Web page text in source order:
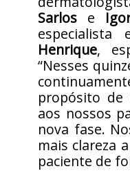
Sarlos e
Henrique,
“Nesses
propósito de
aos nossos
nova fase.
mais clareza
paciente de